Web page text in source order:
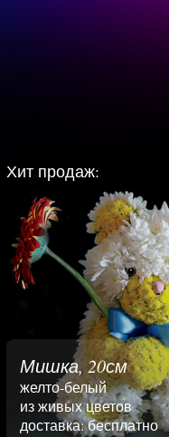
Хит продаж:
Мишка, 20см
желто-белый
из живых цветов
доставка: бесплатно